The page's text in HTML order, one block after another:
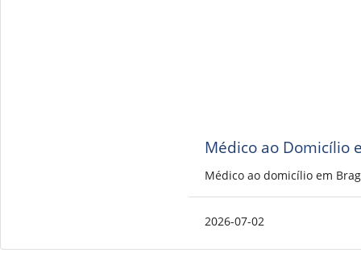
Médico ao Domicílio
Médico ao domicílio em
2026-07-02